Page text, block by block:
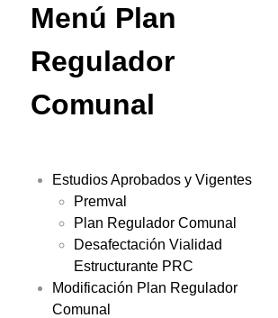
Menú Plan
Regulador
Comunal
Estudios Aprobados y Vigentes
Premval
Plan Regulador Comunal
Desafectación Vialidad
Estructurante PRC
Modificación Plan Regulador
Comunal